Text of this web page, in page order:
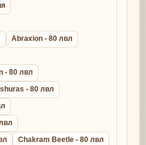
Abraxion - 80 лвл
- 80 лвл
- 80 лвл
Chakram Beetle - 80 лвл